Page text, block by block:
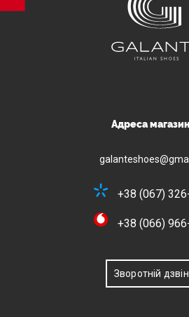
Адреса
+38 (067)
+38 (066)
Зворотній